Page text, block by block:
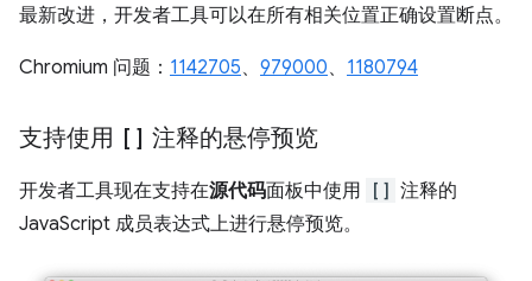
最新改进，开发者工具可以在所有相关位置正确设置断点。
Chromium 问题： 1142705、 979000、 1180794
支持使用 [] 注释的悬停预览
开发者工具现在支持在源代码面板中使用 [] 注释的
JavaScript 成员表达式上进行悬停预览。